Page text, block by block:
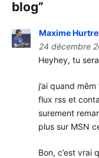
blog”
Maxime
24 décembre
Heyhey, tu
j’ai quand
flux rss et
surement
plus sur MSN
Bon, c’est vrai